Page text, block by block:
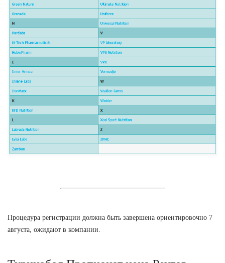
Процедура регистрации должна быть завершена ориентировочно 7
августа, ожидают в компании.